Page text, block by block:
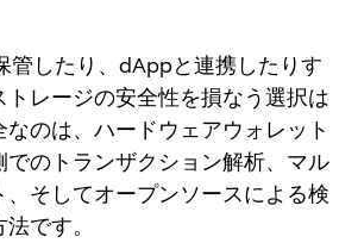
管したり、dAppと連携したりす
トレージの安全性を損なう選択は
のは、 ハードウェアウォレット
でのトランザクション解析、マル
、そしてオープンソースによる検
です。